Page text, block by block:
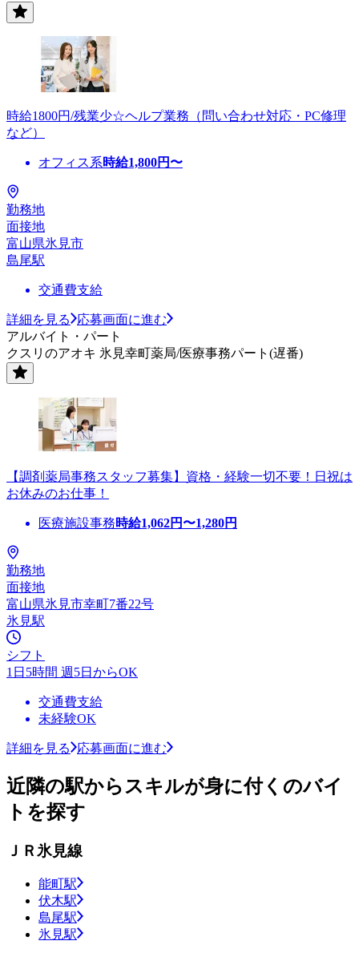
時給1800円/残業少☆ヘルプ業務（問い合わせ対応・PC修理
など）
オフィス系時給1,800円〜
勤務地
面接地
富山県氷見市
島尾駅
交通費支給
詳細を見る
応募画面に進む
アルバイト・パート
クスリのアオキ 氷見幸町薬局/医療事務パート(遅番)
【調剤薬局事務スタッフ募集】資格・経験一切不要！日祝は
お休みのお仕事！
医療施設事務時給1,062円〜1,280円
勤務地
面接地
富山県氷見市幸町7番22号
氷見駅
シフト
1日5時間 週5日からOK
交通費支給
未経験OK
詳細を見る 応募画面に進む
近隣の駅からスキルが身に付くのバイ
トを探す
ＪＲ氷見線
能町駅
伏木駅
島尾駅
氷見駅